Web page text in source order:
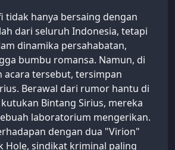
tidak hanya bersaing dengan
dari seluruh Indonesia, tetapi
dinamika persahabatan,
bumbu romansa. Namun, di
acara tersebut, tersimpan
Berawal dari rumor hantu di
Bintang Sirius, mereka
laboratorium mengerikan.
dengan dua "Virion"
Hole, sindikat kriminal paling